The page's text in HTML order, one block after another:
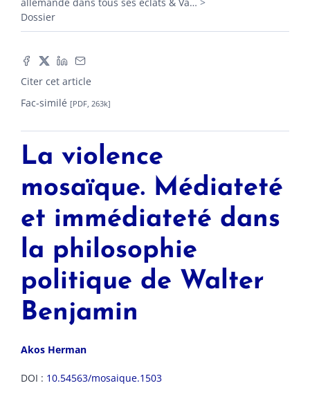
Dossier
Citer cet article
Fac-similé [PDF, 263k]
La violence
mosaïque. Médiateté
et immédiateté dans
la philosophie
politique de Walter
Benjamin
Akos Herman
DOI : 10.54563/mosaique.1503